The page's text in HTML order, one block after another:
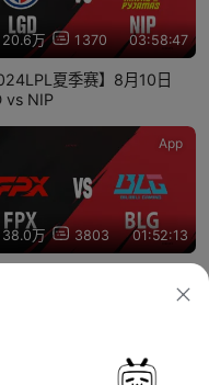
20.6万 1370 03:58:47
夏季赛】8月10日
vs NIP
38.0万 3803 01:52:13
App
BLG